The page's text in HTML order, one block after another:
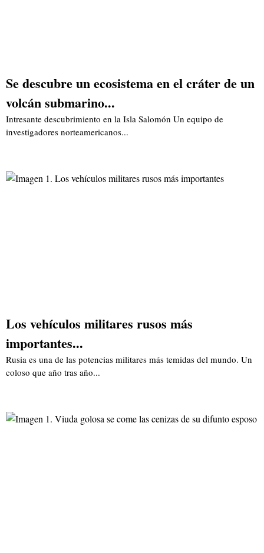
Se descubre un ecosistema en el cráter de un
volcán submarino...
Intresante descubrimiento en la Isla Salomón Un equipo de
investigadores norteamericanos...
Los vehículos militares rusos más
importantes...
Rusia es una de las potencias militares más temidas del mundo. Un
coloso que año tras año...